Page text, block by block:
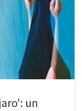
actual, se
en una distopía, lo
la ficción. Sin
un